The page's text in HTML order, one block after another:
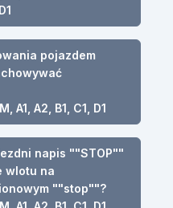
pojazdem
A1, A2, B1, C1, D1
napis ""STOP""
wlotu na
""stop""?